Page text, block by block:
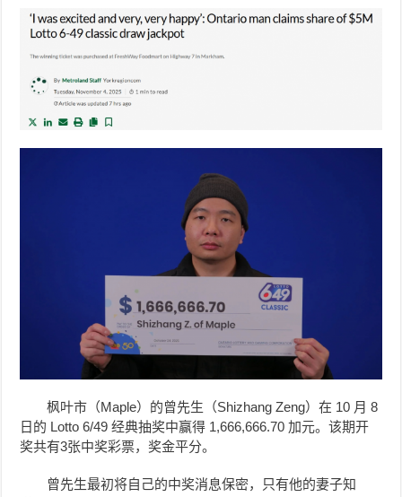
枫叶市（Maple）的曾先生（Shizhang Zeng）在 10 月 8
日的 Lotto 6/49 经典抽奖中赢得 1,666,666.70 加元。该期开
奖共有3张中奖彩票，奖金平分。
曾先生最初将自己的中奖消息保密，只有他的妻子知